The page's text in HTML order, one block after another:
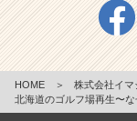
HOME ＞ 株式会社イマ
北海道のゴルフ場再生〜